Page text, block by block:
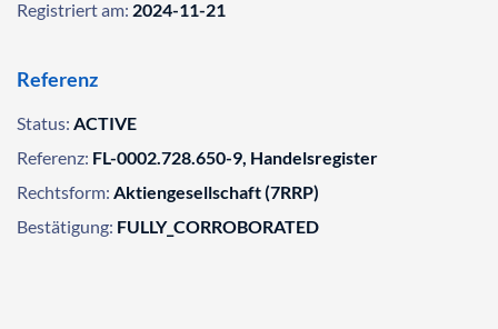
Registriert am: 2024-11-21
Referenz
Status: ACTIVE
Referenz: FL-0002.728.650-9, Handelsregister
Rechtsform: Aktiengesellschaft (7RRP)
Bestätigung: FULLY_CORROBORATED